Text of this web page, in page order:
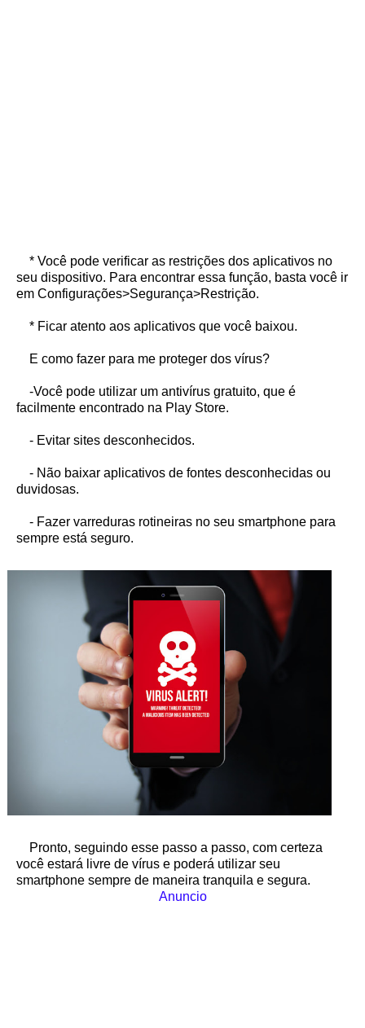
* Você pode verificar as restrições dos aplicativos no
seu dispositivo. Para encontrar essa função, basta você ir
em Configurações>Segurança>Restrição.
* Ficar atento aos aplicativos que você baixou.
E como fazer para me proteger dos vírus?
-Você pode utilizar um antivírus gratuito, que é
facilmente encontrado na Play Store.
- Evitar sites desconhecidos.
- Não baixar aplicativos de fontes desconhecidas ou
duvidosas.
- Fazer varreduras rotineiras no seu smartphone para
sempre está seguro.
Pronto, seguindo esse passo a passo, com certeza
você estará livre de vírus e poderá utilizar seu
smartphone sempre de maneira tranquila e segura.
Anuncio